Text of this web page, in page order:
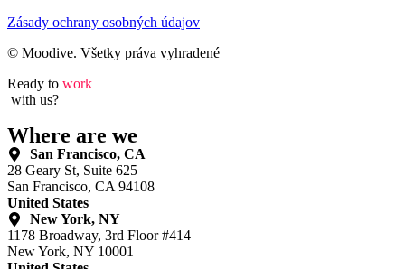
Zásady ochrany osobných údajov
© Moodive. Všetky práva vyhradené
Ready to work
with us?
Where are we
San Francisco, CA
28 Geary St, Suite 625
San Francisco, CA 94108
United States
New York, NY
1178 Broadway, 3rd Floor #414
New York, NY 10001